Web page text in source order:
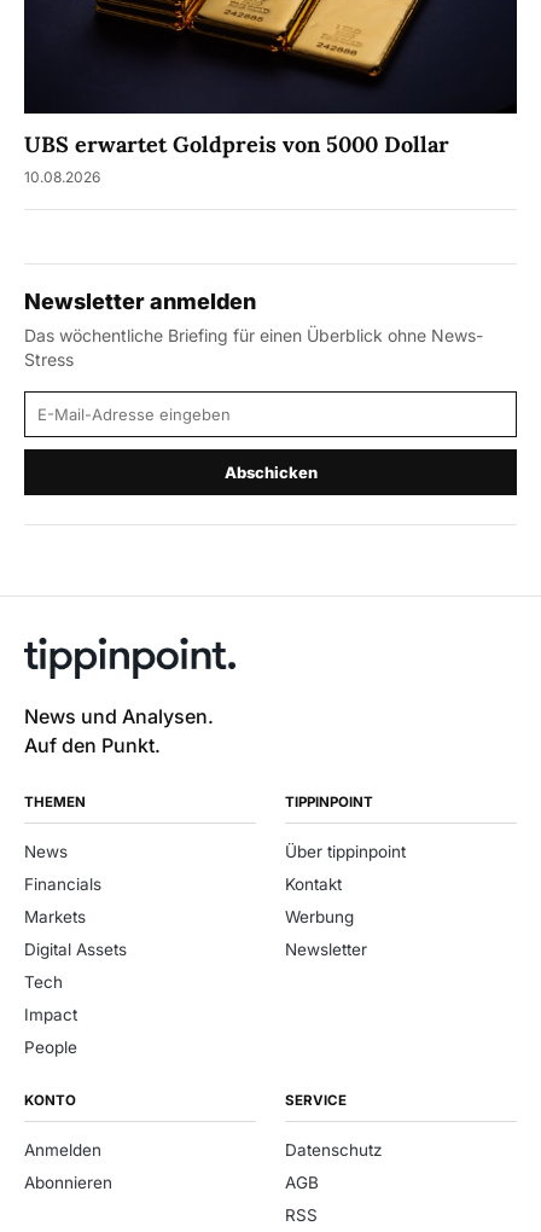
UBS erwartet Goldpreis von 5000 Dollar
10.08.2026
Newsletter anmelden
Das wöchentliche Briefing für einen Überblick ohne News-
Stress
E-Mail-Adresse
Abschicken
News und Analysen.
Auf den Punkt.
THEMEN
News
Financials
Markets
Digital Assets
Tech
Impact
People
TIPPINPOINT
Über tippinpoint
Kontakt
Werbung
Newsletter
KONTO
Anmelden
Abonnieren
SERVICE
Datenschutz
AGB
RSS